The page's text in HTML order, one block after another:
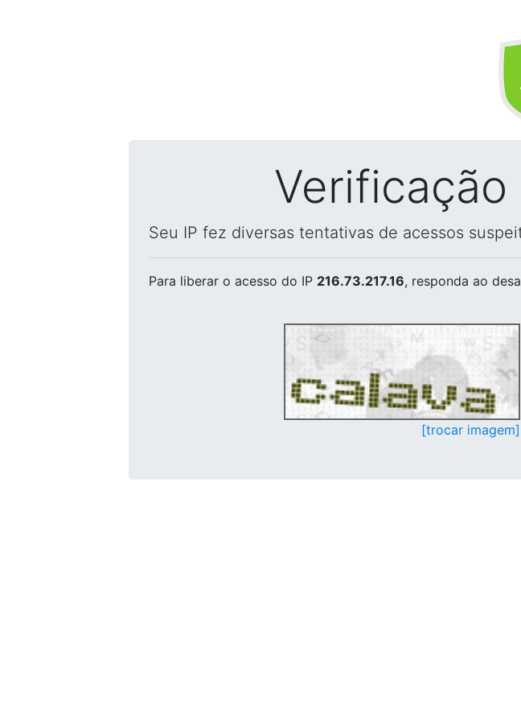
Seu IP fez diversas tentativas de acessos
Para liberar o acesso do IP 216.73.217.16, responda ao
[trocar imagem]